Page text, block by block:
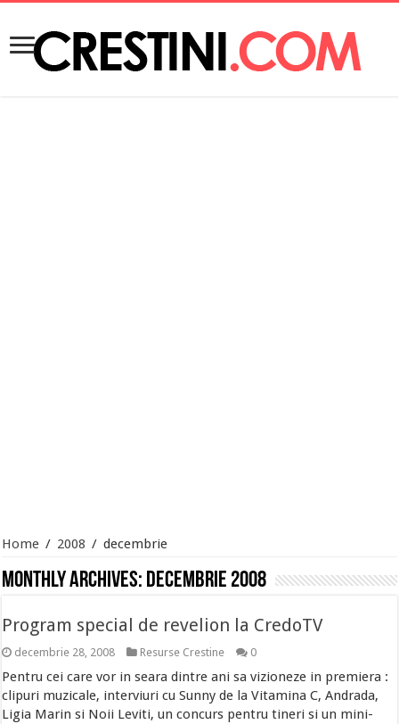
Home / 2008 / decembrie
Monthly Archives: decembrie 2008
Program special de revelion la CredoTV
decembrie 28, 2008 Resurse Crestine 0
Pentru cei care vor in seara dintre ani sa vizioneze in premiera :
clipuri muzicale, interviuri cu Sunny de la Vitamina C, Andrada,
Ligia Marin si Noii Leviti, un concurs pentru tineri si un mini-